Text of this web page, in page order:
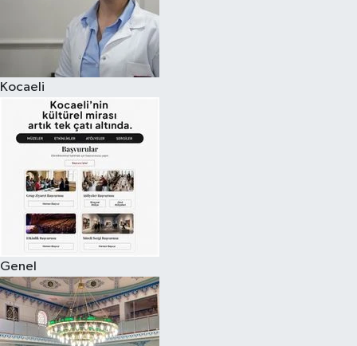
Kocaeli
Genel
Tüm Manşetler
Son Dakika Haberleri
Haber Arşivi